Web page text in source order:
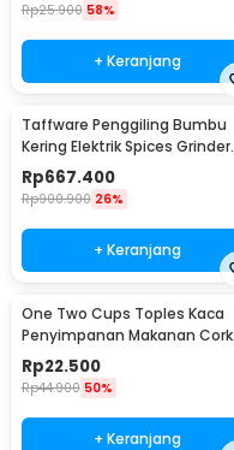
Rp25.900 58%
+ Keranjang
Taffware Penggiling Bumbu
Kering Elektrik Spices Grinder
800g 2400W - HC-800Y
Rp667.400
Rp900.900 26%
+ Keranjang
One Two Cups Toples Kaca
Penyimpanan Makanan Cork
Seal Storage Jar 500ml - E1
Rp22.500
Rp44.900 50%
+ Keranjang